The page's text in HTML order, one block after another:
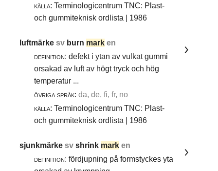
källa: Terminologicentrum TNC: Plast-
och gummiteknisk ordlista | 1986
luftmärkesv burn mark en
definition: defekt i ytan av vulkat gummi
orsakad av luft av högt tryck och hög
temperatur ...
övriga språk: da, de, fi, fr, no
källa: Terminologicentrum TNC: Plast-
och gummiteknisk ordlista | 1986
sjunkmärkesvshrink mark en
definition: fördjupning på formstyckes yta